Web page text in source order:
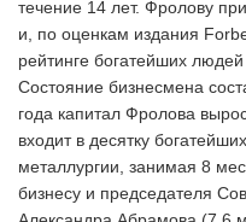
течение 14 лет. Фролову
и, по оценкам издания
рейтинге богатейших
Состояние бизнесмена
года капитал Фролова
входит в десятку
металлургии, занимая 8
бизнесу и председателя